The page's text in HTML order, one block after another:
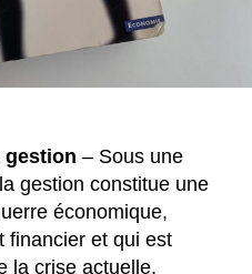
gestion – Sous une
gestion constitue une
économique,
financier et qui est
la crise actuelle.